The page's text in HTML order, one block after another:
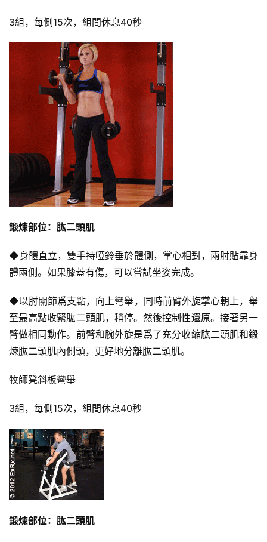
3組，每側15次，組間休息40秒
鍛煉部位：肱二頭肌
◆身體直立，雙手持啞鈴垂於體側，掌心相對，兩肘貼靠身
體兩側。如果膝蓋有傷，可以嘗試坐姿完成。
◆以肘關節爲支點，向上彎舉，同時前臂外旋掌心朝上，舉
至最高點收緊肱二頭肌，稍停。然後控制性還原。接著另一
臂做相同動作。前臂和腕外旋是爲了充分收縮肱二頭肌和鍛
煉肱二頭肌內側頭，更好地分離肱二頭肌。
牧師凳斜板彎舉
3組，每側15次，組間休息40秒
鍛煉部位：肱二頭肌